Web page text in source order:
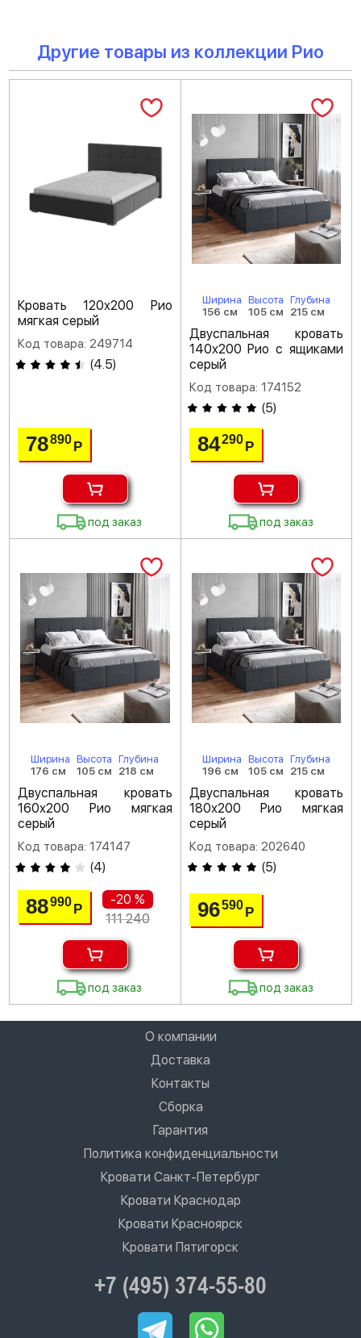
Другие товары из коллекции Рио
Кровать 120х200 Рио
мягкая серый
Код товара: 249714
(4.5)
78890 Р
под заказ
Ширина
156 см
Высота
105 см
Глубина
215 см
Двуспальная кровать
140х200 Рио с ящиками
серый
Код товара: 174152
(5)
84290 Р
под заказ
Ширина
176 см
Высота
105 см
Глубина
218 см
Двуспальная кровать
160х200 Рио мягкая
серый
Код товара: 174147
(4)
88990 Р
-20 %
111 240
под заказ
Ширина
196 см
Высота
105 см
Глубина
215 см
Двуспальная кровать
180х200 Рио мягкая
серый
Код товара: 202640
(5)
96590 Р
под заказ
О компании
Доставка
Контакты
Сборка
Гарантия
Политика конфиденциальности
Кровати Санкт-Петербург
Кровати Краснодар
Кровати Красноярск
Кровати Пятигорск
+7 (495) 374-55-80